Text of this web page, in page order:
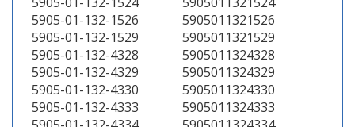
5905-01-132-1526
5905011321526
5905-01-132-1529
5905011321529
5905-01-132-4328
5905011324328
5905-01-132-4329
5905011324329
5905-01-132-4330
5905011324330
5905-01-132-4333
5905011324333